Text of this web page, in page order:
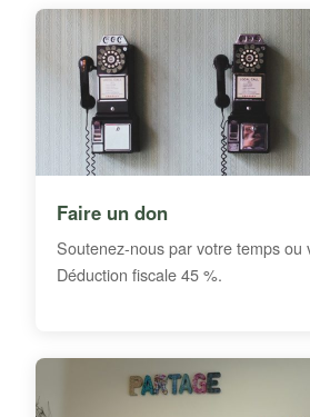
Faire un don
Soutenez-nous par votre temps ou
Déduction fiscale 45 %.